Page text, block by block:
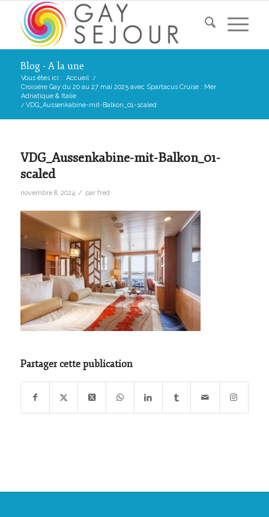
Blog - A la une
Vous êtes ici : Accueil /
Croisière Gay du 20 au 27 mai 2025 avec Spartacus Cruise : Mer
Adriatique & Italie
/ VDG_Aussenkabine-mit-Balkon_01-scaled
VDG_Aussenkabine-mit-Balkon_01-
scaled
novembre 8, 2024 / par fred
Partager cette publication